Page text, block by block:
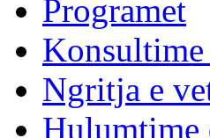
Programet
Ngritja e
Hulumtime